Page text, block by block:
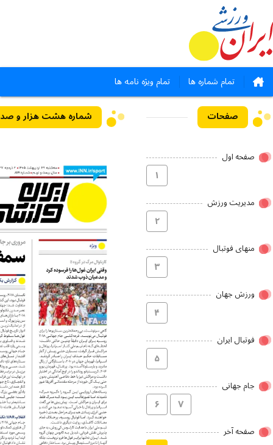
تمام شماره ها تمام ویژه نامه ها
صفحات
صفحه اول
۱
مدیریت ورزش
۲
منهای فوتبال
۳
ورزش جهان
۴
فوتبال ایران
۵
جام جهانی
۶ ۷
صفحه آخر